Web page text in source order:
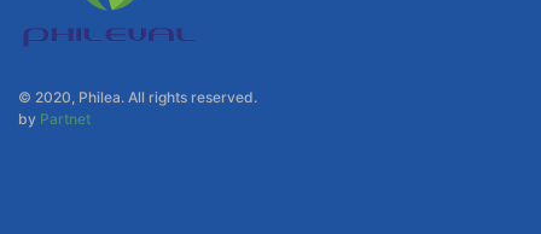
© 2020, Philea. All rights reserved.
by Partnet